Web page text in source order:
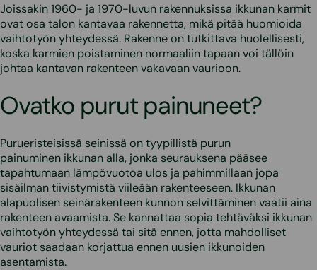
Joissakin 1960- ja 1970-luvun rakennuksissa ikkunan karmit
ovat osa talon kantavaa rakennetta, mikä pitää huomioida
vaihtotyön yhteydessä. Rakenne on tutkittava huolellisesti,
koska karmien poistaminen normaaliin tapaan voi tällöin
johtaa kantavan rakenteen vakavaan vaurioon.
Ovatko purut painuneet?
Purueristeisissä seinissä on tyypillistä purun
painuminen ikkunan alla, jonka seurauksena pääsee
tapahtumaan lämpövuotoa ulos ja pahimmillaan jopa
sisäilman tiivistymistä viileään rakenteeseen. Ikkunan
alapuolisen seinärakenteen kunnon selvittäminen vaatii aina
rakenteen avaamista. Se kannattaa sopia tehtäväksi ikkunan
vaihtotyön yhteydessä tai sitä ennen, jotta mahdolliset
vauriot saadaan korjattua ennen uusien ikkunoiden
asentamista.